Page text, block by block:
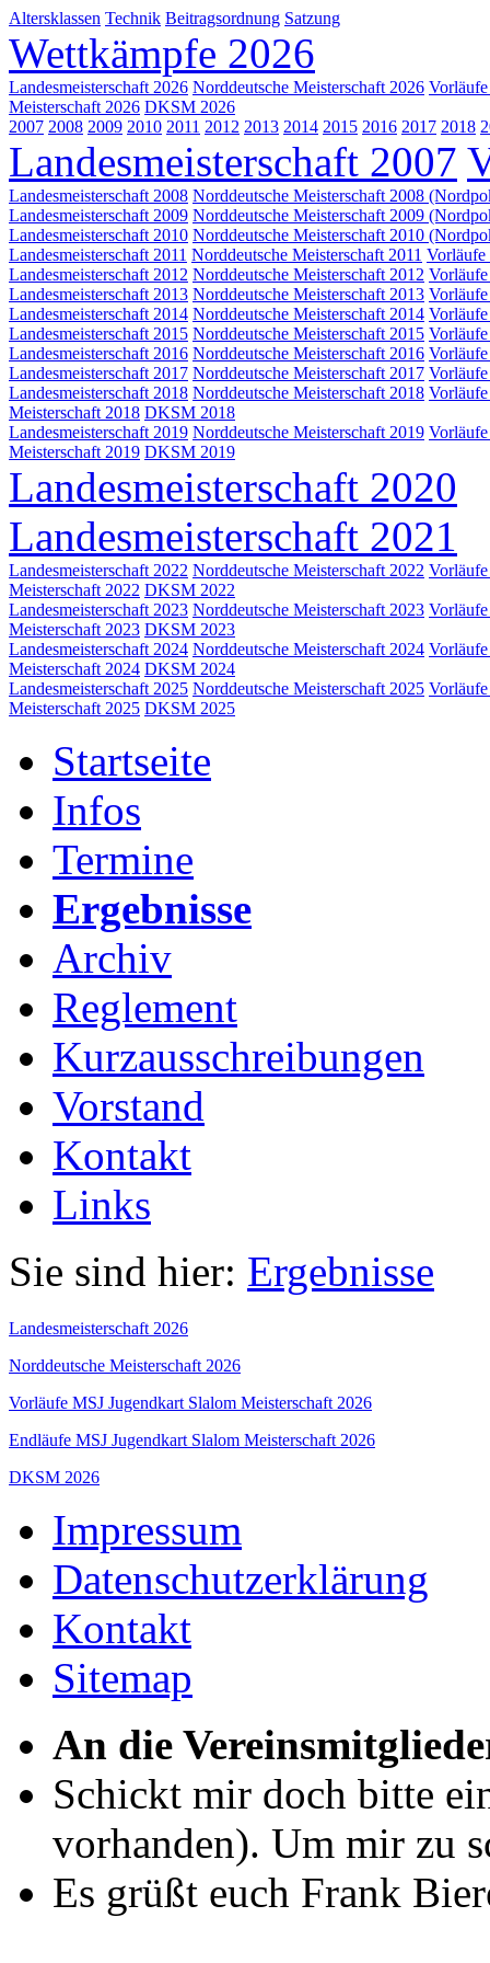
Altersklassen Technik Beitragsordnung Satzung
Wettkämpfe 2026
Landesmeisterschaft 2026 Norddeutsche Meisterschaft 2026
Meisterschaft 2026 DKSM 2026
2007 2008 2009 2010 2011 2012 2013 2014 2015 2016 2017 2018
Landesmeisterschaft 2007
Landesmeisterschaft 2008 Norddeutsche Meisterschaft 2008
Landesmeisterschaft 2009 Norddeutsche Meisterschaft 2009
Landesmeisterschaft 2010 Norddeutsche Meisterschaft 2010
Landesmeisterschaft 2011 Norddeutsche Meisterschaft 2011
Landesmeisterschaft 2012 Norddeutsche Meisterschaft 2012
Landesmeisterschaft 2013 Norddeutsche Meisterschaft 2013
Landesmeisterschaft 2014 Norddeutsche Meisterschaft 2014
Landesmeisterschaft 2015 Norddeutsche Meisterschaft 2015
Landesmeisterschaft 2016 Norddeutsche Meisterschaft 2016
Landesmeisterschaft 2017 Norddeutsche Meisterschaft 2017
Landesmeisterschaft 2018 Norddeutsche Meisterschaft 2018
Meisterschaft 2018 DKSM 2018
Landesmeisterschaft 2019 Norddeutsche Meisterschaft 2019
Meisterschaft 2019 DKSM 2019
Landesmeisterschaft 2020
Landesmeisterschaft 2021
Landesmeisterschaft 2022 Norddeutsche Meisterschaft 2022
Meisterschaft 2022 DKSM 2022
Landesmeisterschaft 2023 Norddeutsche Meisterschaft 2023
Meisterschaft 2023 DKSM 2023
Landesmeisterschaft 2024 Norddeutsche Meisterschaft 2024
Meisterschaft 2024 DKSM 2024
Landesmeisterschaft 2025 Norddeutsche Meisterschaft 2025
Meisterschaft 2025 DKSM 2025
Startseite
Infos
Termine
Ergebnisse
Archiv
Reglement
Kurzausschreibungen
Vorstand
Kontakt
Links
Sie sind hier: Ergebnisse
Landesmeisterschaft 2026
Norddeutsche Meisterschaft 2026
Vorläufe MSJ Jugendkart Slalom Meisterschaft 2026
Endläufe MSJ Jugendkart Slalom Meisterschaft 2026
DKSM 2026
Impressum
Datenschutzerklärung
Kontakt
Sitemap
An die
Schickt mir doch bitte
vorhanden). Um mir zu
Es grüßt euch Frank